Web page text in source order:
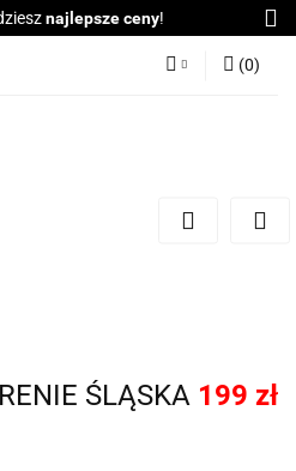
najlepsze ceny!
Zgody cookies
(0)
ŚLĄSKA 199 zł